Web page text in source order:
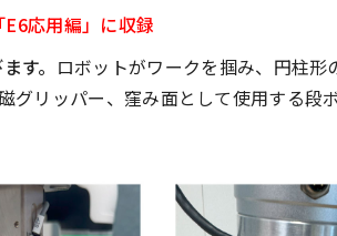
応用編」に収録
す。 ロボットがワークを掴み、円柱形
グリッパー、窪み面として使用する段